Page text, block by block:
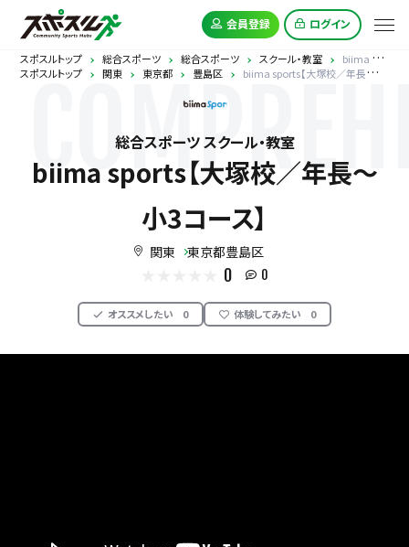
会員登録 ログイン
スポスルトップ 総合スポーツ 総合スポーツ スクール・教室
biima sports【大塚校／年長～小3コース】
スポスルトップ
関東 東京都 豊島区 biima sports【大塚校／年長～小3コース】
総合スポーツ スクール・教室
biima sports【大塚校／年長～
小3コース】
関東 東京都豊島区
0 0
オススメしたい 0 体験してみたい 0